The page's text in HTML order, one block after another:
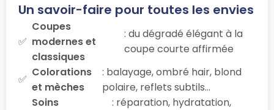
Un savoir-faire pour toutes les envies
Coupes
modernes et
classiques
: du dégradé élégant à la
coupe courte affirmée
Colorations
et mèches
: balayage, ombré hair, blond
polaire, reflets subtils…
Soins
: réparation, hydratation,